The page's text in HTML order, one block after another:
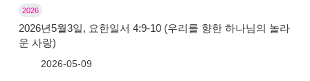
2026
2026년5월3일, 요한일서 4:9-10 (우리를 향한 하나님의 놀라
운 사랑)
2026-05-09